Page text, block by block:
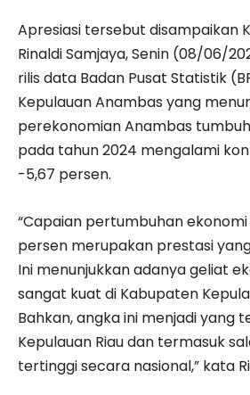
Apresiasi tersebut disampaikan
Rinaldi Samjaya, Senin (08/06/
rilis data Badan Pusat Statistik
Kepulauan Anambas yang
perekonomian Anambas
pada tahun 2024 mengalami
-5,67 persen.
“Capaian pertumbuhan ekonomi
persen merupakan prestasi
Ini menunjukkan adanya geliat
sangat kuat di Kabupaten
Bahkan, angka ini menjadi yang
Kepulauan Riau dan termasuk
tertinggi secara nasional,” kata